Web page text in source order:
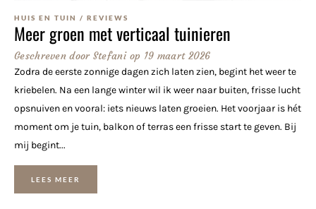
HUIS EN TUIN / REVIEWS
Meer groen met verticaal tuinieren
Geschreven doorStefani op 19 maart 2026
Zodra de eerste zonnige dagen zich laten zien, begint het weer te
kriebelen. Na een lange winter wil ik weer naar buiten, frisse lucht
opsnuiven en vooral: iets nieuws laten groeien. Het voorjaar is hét
moment om je tuin, balkon of terras een frisse start te geven. Bij
mij begint...
LEES MEER